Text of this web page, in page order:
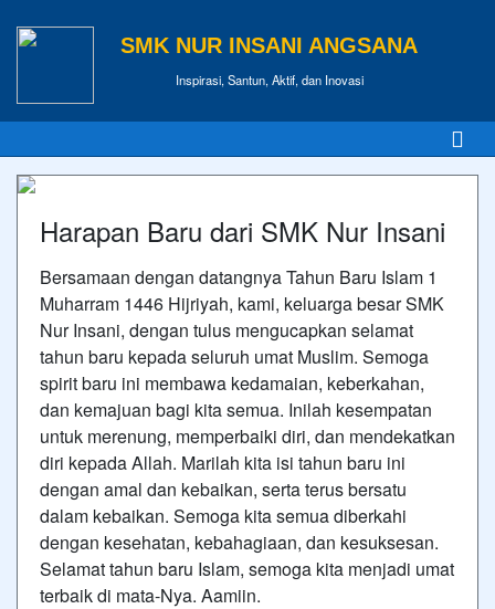
SMK NUR INSANI ANGSANA
Inspirasi, Santun, Aktif, dan Inovasi
Harapan Baru dari SMK Nur Insani
Bersamaan dengan datangnya Tahun Baru Islam 1
Muharram 1446 Hijriyah, kami, keluarga besar SMK
Nur Insani, dengan tulus mengucapkan selamat
tahun baru kepada seluruh umat Muslim. Semoga
spirit baru ini membawa kedamaian, keberkahan,
dan kemajuan bagi kita semua. Inilah kesempatan
untuk merenung, memperbaiki diri, dan mendekatkan
diri kepada Allah. Marilah kita isi tahun baru ini
dengan amal dan kebaikan, serta terus bersatu
dalam kebaikan. Semoga kita semua diberkahi
dengan kesehatan, kebahagiaan, dan kesuksesan.
Selamat tahun baru Islam, semoga kita menjadi umat
terbaik di mata-Nya. Aamiin.